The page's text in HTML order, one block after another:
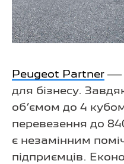
Peugeot Partner —
для бізнесу.
об’ємом до 4
перевезення до
є незамінним
підприємців.